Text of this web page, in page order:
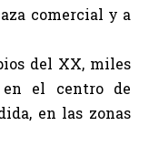
comercial y a
del XX, miles
en el centro de
en las zonas